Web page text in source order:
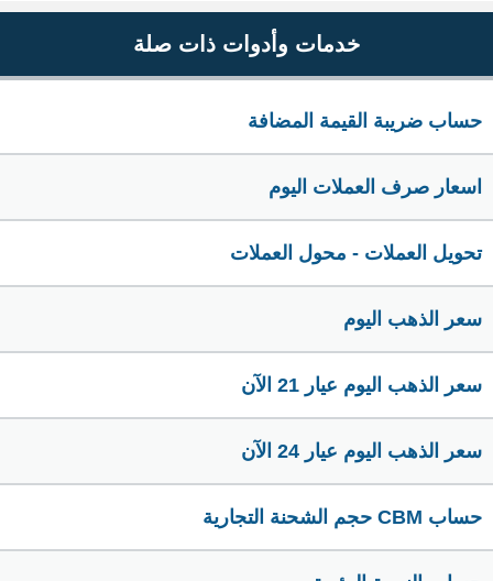
خدمات وأدوات ذات صلة
حساب ضريبة القيمة المضافة
اسعار صرف العملات اليوم
تحويل العملات - محول العملات
سعر الذهب اليوم
سعر الذهب اليوم عيار 21 الآن
سعر الذهب اليوم عيار 24 الآن
حساب CBM حجم الشحنة التجارية